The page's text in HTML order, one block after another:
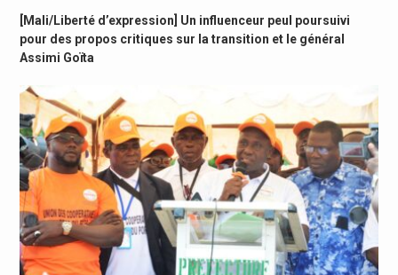
[Mali/Liberté d’expression] Un influenceur peul poursuivi
pour des propos critiques sur la transition et le général
Assimi Goïta